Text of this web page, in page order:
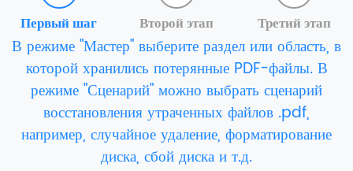
Первый шаг Второй этап Третий этап
В режиме "Мастер" выберите раздел или область, в
которой хранились потерянные PDF-файлы. В
режиме "Сценарий" можно выбрать сценарий
восстановления утраченных файлов .pdf,
например, случайное удаление, форматирование
диска, сбой диска и т.д.